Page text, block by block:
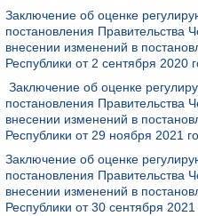
Заключение об оценке
постановления Правительства
внесении изменений в
Республики от 2 сентября 2020
Заключение об оценке
постановления Правительства
внесении изменений в
Республики от 29 ноября 2021
Заключение об оценке
постановления Правительства
внесении изменений в
Республики от 30 сентября